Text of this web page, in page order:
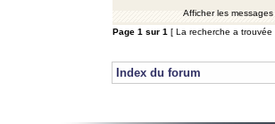
Afficher les
Page 1 sur 1 [ La recherche a trouvée
Index du forum